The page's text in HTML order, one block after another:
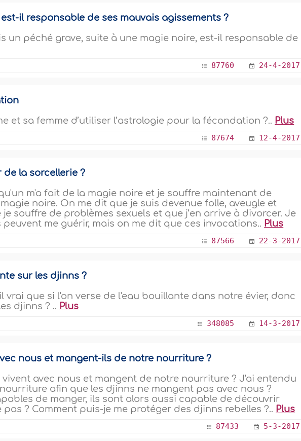
il responsable de ses mauvais agissements ?
un péché grave, suite à une magie noire, est-il responsable de
87760 24-4-2017
et sa femme d’utiliser l’astrologie pour la fécondation ?.. Plus
87674 12-4-2017
de la sorcellerie ?
m'a fait de la magie noire et je souffre maintenant de
noire. On me dit que je suis devenue folle, aveugle et
souffre de problèmes sexuels et que j’en arrive à divorcer. Je
me guérir, mais on me dit que ces invocations.. Plus
87566 22-3-2017
sur les djinns ?
vrai que si l'on verse de l'eau bouillante dans notre évier, donc
djinns ? .. Plus
348085 14-3-2017
nous et mangent-ils de notre nourriture ?
vivent avec nous et mangent de notre nourriture ? J'ai entendu
afin que les djinns ne mangent pas avec nous ?
de manger, ils sont alors aussi capable de découvrir
? Comment puis-je me protéger des djinns rebelles ?.. Plus
87433 5-3-2017